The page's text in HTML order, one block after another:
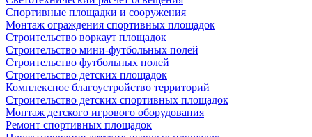
Спортивные площадки и сооружения
Монтаж ограждения спортивных площадок
Строительство воркаут площадок
Строительство мини-футбольных полей
Строительство футбольных полей
Строительство детских площадок
Комплексное благоустройство территорий
Строительство детских спортивных площадок
Монтаж детского игрового оборудования
Ремонт спортивных площадок